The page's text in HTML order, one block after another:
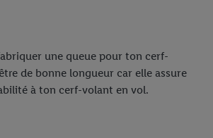
une queue pour ton cerf-
de bonne longueur car elle assure
à ton cerf-volant en vol.
des technologies nécessaires. En
», tu consens à tous les traitements pour
notamment sur la durée de
et sur ton droit de révoquer ton
moment avec effet pour l’avenir, dans
ici.